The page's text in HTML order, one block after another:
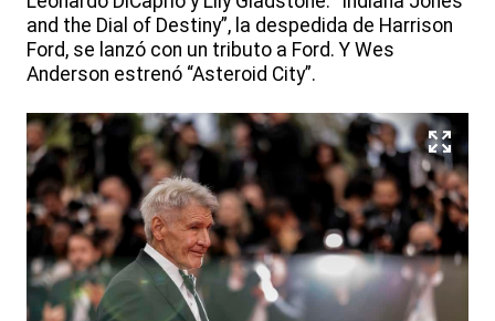
and the Dial of Destiny”, la despedida de Harrison
Ford, se lanzó con un tributo a Ford. Y Wes
Anderson estrenó “Asteroid City”.